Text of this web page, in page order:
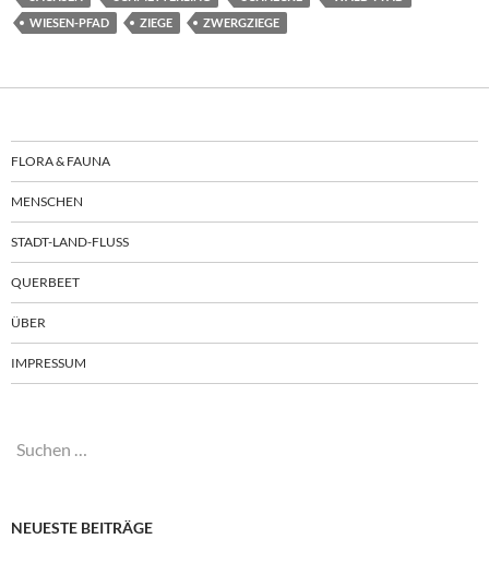
WIESEN-PFAD
ZIEGE ZWERGZIEGE
FLORA & FAUNA
MENSCHEN
STADT-LAND-FLUSS
QUERBEET
ÜBER
IMPRESSUM
Suchen
NEUESTE BEITRÄGE